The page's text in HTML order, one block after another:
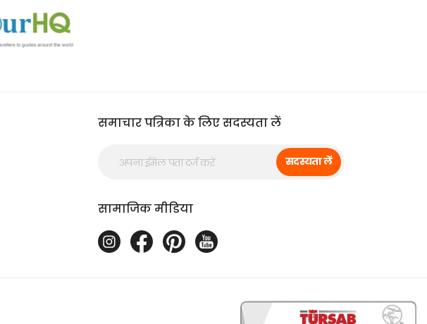
समाचार पत्रिका के लिए सदस्यता लें
सदस्यता लें
सामाजिक मीडिया